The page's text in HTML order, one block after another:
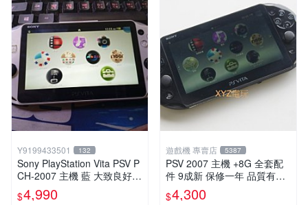
Y9199433501 132
Sony PlayStation Vita PSV P
CH-2007 主機 藍 大致良好
送絕版YAMATO保殼
$4,990
遊戲機 專賣店 5387
PSV 2007 主機 +8G 全套配
件 9成新 保修一年 品質有保
$4,300